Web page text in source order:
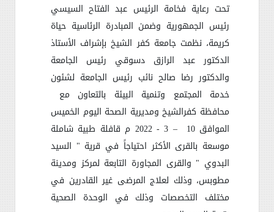
تحت رعاية فخامة الرئيس عبد الفتاح السيسي
رئيس الجمهورية وضمن المبادرة الرئاسية حياة
كريمة، نظمت جامعة كفر الشيخ بإشراف الأستاذ
الدكتور عبد الرازق دسوقي رئيس الجامعة
والدكتور رضا صالح نائب رئيس الجامعة لشئون
خدمة المجتمع وتنمية البيئة بالتعاون مع
محافظة كفرالشيخ ومديرية الصحة اليوم الخميس
الموافق 10
– 3 - 2022 م قافلة طبية شاملة
موسعة بالقرى الأكثر احتياجاً في قرية " السيد
البدوي " والقرى المجاورة التابعة لمركز ومدينة
مطوبس، وذلك لعلاج المرضى غير القادرين في
مختلف التخصصات وذلك في الوحدة الصحية